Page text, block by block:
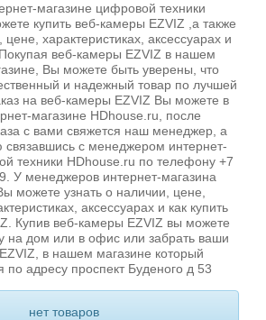
магазине цифровой техники
купить веб-камеры EZVIZ ,а также
цене, характеристиках, аксессуарах и
веб-камеры EZVIZ в нашем
Вы можете быть уверены, что
и надежный товар по лучшей
на веб-камеры EZVIZ Вы можете в
магазине HDhouse.ru, после
с вами свяжется наш менеджер, а
с менеджером интернет-
техники HDhouse.ru по телефону +7
У менеджеров интернет-магазина
можете узнать о наличии, цене,
аксессуарах и как купить
Купив веб-камеры EZVIZ вы можете
на дом или в офис или забрать ваши
в нашем магазине который
по адресу проспект Буденого д 53
нет товаров